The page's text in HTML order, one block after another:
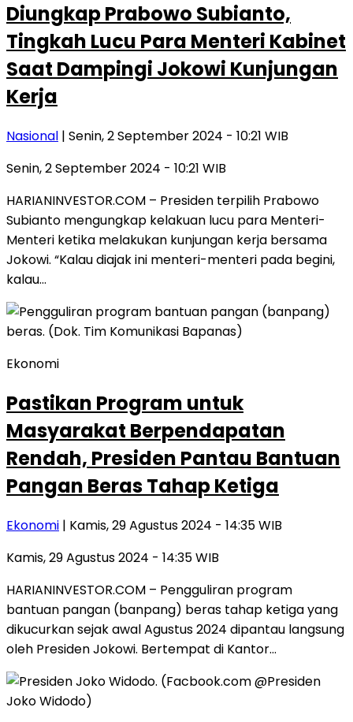
Diungkap Prabowo Subianto,
Tingkah Lucu Para Menteri Kabinet
Saat Dampingi Jokowi Kunjungan
Kerja
Nasional | Senin, 2 September 2024 - 10:21 WIB
Senin, 2 September 2024 - 10:21 WIB
HARIANINVESTOR.COM – Presiden terpilih Prabowo
Subianto mengungkap kelakuan lucu para Menteri-
Menteri ketika melakukan kunjungan kerja bersama
Jokowi. “Kalau diajak ini menteri-menteri pada begini,
kalau…
Ekonomi
Pastikan Program untuk
Masyarakat Berpendapatan
Rendah, Presiden Pantau Bantuan
Pangan Beras Tahap Ketiga
Ekonomi | Kamis, 29 Agustus 2024 - 14:35 WIB
Kamis, 29 Agustus 2024 - 14:35 WIB
HARIANINVESTOR.COM – Pengguliran program
bantuan pangan (banpang) beras tahap ketiga yang
dikucurkan sejak awal Agustus 2024 dipantau langsung
oleh Presiden Jokowi. Bertempat di Kantor…